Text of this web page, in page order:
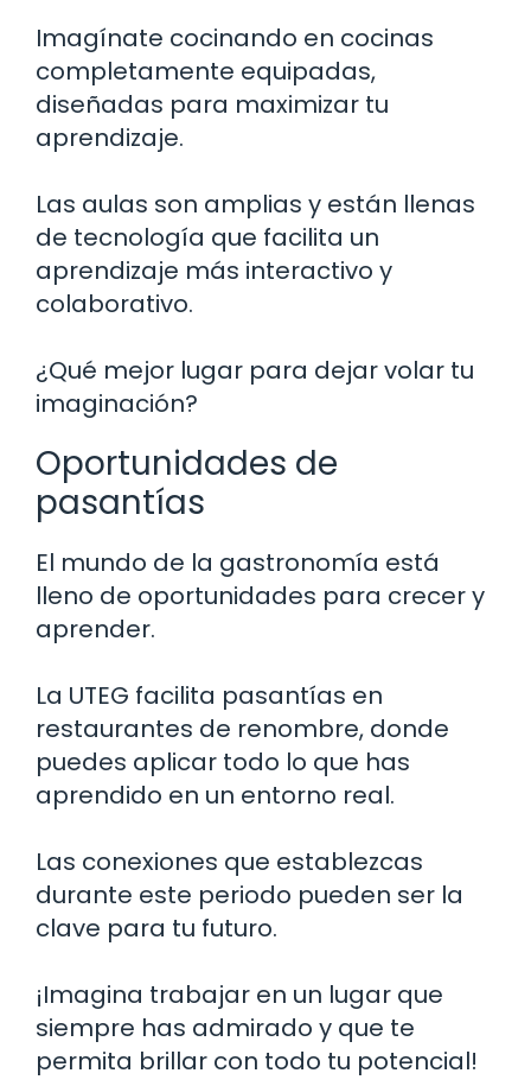
Imagínate cocinando en cocinas
completamente equipadas,
diseñadas para maximizar tu
aprendizaje.
Las aulas son amplias y están llenas
de tecnología que facilita un
aprendizaje más interactivo y
colaborativo.
¿Qué mejor lugar para dejar volar tu
imaginación?
Oportunidades de
pasantías
El mundo de la gastronomía está
lleno de oportunidades para crecer y
aprender.
La UTEG facilita pasantías en
restaurantes de renombre, donde
puedes aplicar todo lo que has
aprendido en un entorno real.
Las conexiones que establezcas
durante este periodo pueden ser la
clave para tu futuro.
¡Imagina trabajar en un lugar que
siempre has admirado y que te
permita brillar con todo tu potencial!